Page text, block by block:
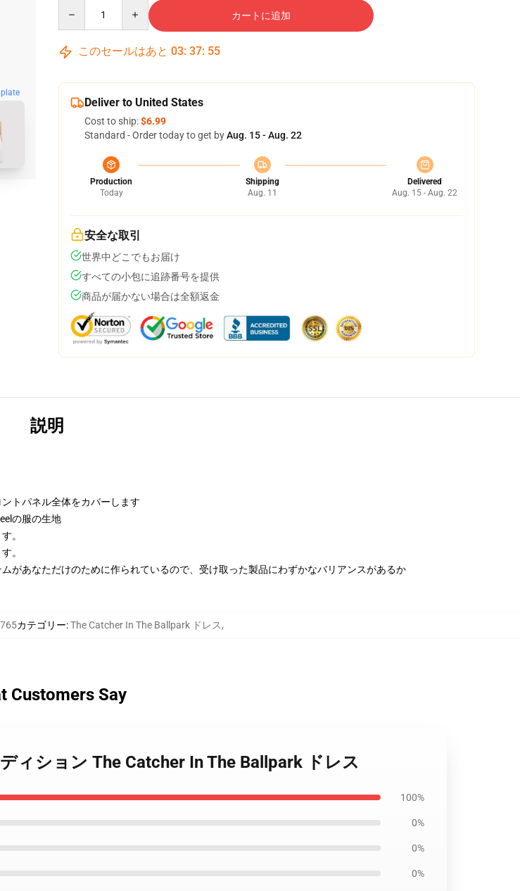
カートに追加
このセールはあと 03: 37: 54
Deliver to United States
Cost to ship:$6.99
Standard - Order today to get byAug. 15 - Aug. 22
Production
Today
Shipping
Aug. 11
Delivered
Aug. 15 - Aug. 22
安全な取引
世界中どこでもお届け
すべての小包に追跡番号を提供
商品が届かない場合は全額返金
説明
トパネル全体をカバーします
の服の生地
。
。
があなただけのために作られているので、受け取った製品にわずかなバリアンスがあるか
カテゴリー:The Catcher In The Ballpark ドレス,
Customers Say
ィション The Catcher In The Ballpark ドレス
100%
0%
0%
0%